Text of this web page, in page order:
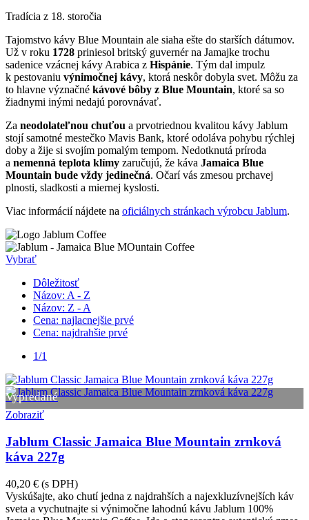
Tradícia z 18. storočia
Tajomstvo kávy Blue Mountain ale siaha ešte do starších dátumov.
Už v roku 1728 priniesol britský guvernér na Jamajke trochu
sadenice vzácnej kávy Arabica z Hispánie. Tým dal impulz
k pestovaniu výnimočnej kávy, ktorá neskôr dobyla svet. Môžu za
to hlavne význačné kávové bôby z Blue Mountain, ktoré sa so
žiadnymi inými nedajú porovnávať.
Za neodolateľnou chuťou a prvotriednou kvalitou kávy Jablum
stojí samotné mestečko Mavis Bank, ktoré odoláva pohybu rýchlej
doby a žije si svojím pomalým tempom. Nedotknutá príroda
a nemenná teplota klímy zaručujú, že káva Jamaica Blue
Mountain bude vždy jedinečná. Očarí vás zmesou prchavej
plnosti, sladkosti a miernej kyslosti.
Viac informácií nájdete na oficiálnych stránkach výrobcu Jablum.
Vybrať
Dôležitosť
Názov: A - Z
Názov: Z - A
Cena: najlacnejšie prvé
Cena: najdrahšie prvé
1/1
Vypredané
Zobraziť
Jablum Classic Jamaica Blue Mountain zrnková
káva 227g
40,20 € (s DPH)
Vyskúšajte, ako chutí jedna z najdrahších a najexkluzívnejších káv
sveta a vychutnajte si výnimočne lahodnú kávu Jablum 100%